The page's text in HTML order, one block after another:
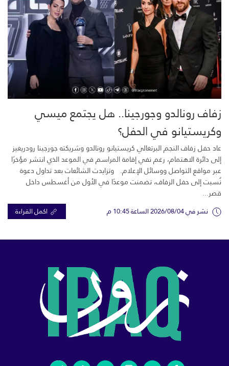
زفاف رونالدو وجورجينا.. هل يجتمع ميسي
وكريستيانو في الحفل؟
عاد حفل زفاف النجم البرتغالي كريستيانو رونالدو وشريكته جورجينا رودريغيز
إلى دائرة الاهتمام، رغم نفي إقامة المراسم في الموعد الذي انتشر مؤخرًا
عبر مواقع التواصل ووسائل الإعلام. وتزايدت الشائعات بعد تداول دعوة
نُسبت إلى حفل الزفاف، تضمنت موعدًا في الأول من أغسطس داخل
قصر...
نشر في 2026/08/04 الساعة 10:45 م اكمل القراءة